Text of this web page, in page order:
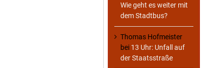
Wie geht es weiter mit
dem Stadtbus?
Thomas Hofmeister
bei 13 Uhr: Unfall auf
der Staatsstraße